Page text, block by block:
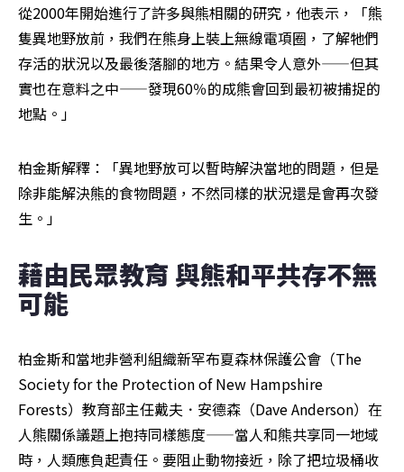
從2000年開始進行了許多與熊相關的研究，他表示，「熊
隻異地野放前，我們在熊身上裝上無線電項圈，了解牠們
存活的狀況以及最後落腳的地方。結果令人意外——但其
實也在意料之中——發現60％的成熊會回到最初被捕捉的
地點。」
柏金斯解釋：「異地野放可以暫時解決當地的問題，但是
除非能解決熊的食物問題，不然同樣的狀況還是會再次發
生。」
藉由民眾教育 與熊和平共存不無
可能
柏金斯和當地非營利組織新罕布夏森林保護公會（The
Society for the Protection of New Hampshire
Forests）教育部主任戴夫．安德森（Dave Anderson）在
人熊關係議題上抱持同樣態度——當人和熊共享同一地域
時，人類應負起責任。要阻止動物接近，除了把垃圾桶收